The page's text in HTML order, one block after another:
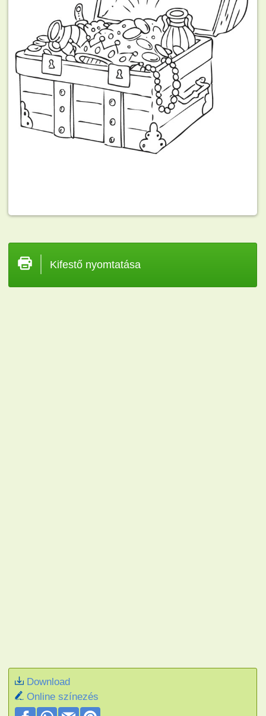
Kifestő nyomtatása
Download
Online színezés